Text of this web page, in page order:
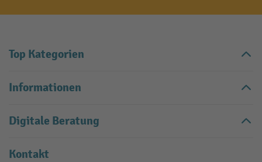
Top Kategorien
Informationen
Digitale Beratung
Kontakt